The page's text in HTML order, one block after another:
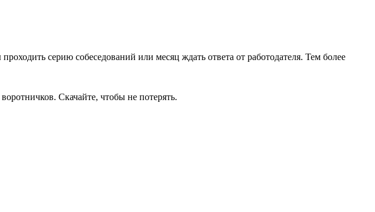
серию собеседований или месяц ждать ответа от работодателя. Тем более
Скачайте, чтобы не потерять.